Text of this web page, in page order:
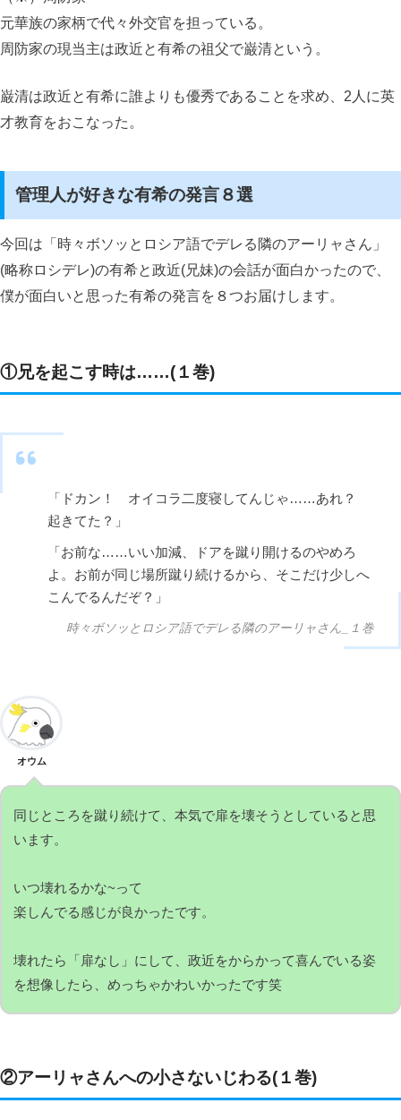
元華族の家柄で代々外交官を担っている。
周防家の現当主は政近と有希の祖父で巌清という。
巌清は政近と有希に誰よりも優秀であることを求め、2人に英
才教育をおこなった。
管理人が好きな有希の発言８選
今回は「時々ボソッとロシア語でデレる隣のアーリャさん」
(略称ロシデレ)の有希と政近(兄妹)の会話が面白かったので、
僕が面白いと思った有希の発言を８つお届けします。
①兄を起こす時は……(１巻)
「ドカン！ オイコラ二度寝してんじゃ……あれ？
起きてた？」
「お前な……いい加減、ドアを蹴り開けるのやめろ
よ。お前が同じ場所蹴り続けるから、そこだけ少しへ
こんでるんだぞ？」
時々ボソッとロシア語でデレる隣のアーリャさん_１巻
オウム
同じところを蹴り続けて、本気で扉を壊そうとしていると思
います。
いつ壊れるかな~って
楽しんでる感じが良かったです。
壊れたら「扉なし」にして、政近をからかって喜んでいる姿
を想像したら、めっちゃかわいかったです笑
②アーリャさんへの小さないじわる(１巻)